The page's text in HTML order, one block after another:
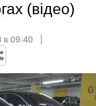
(відео)
в 09:40